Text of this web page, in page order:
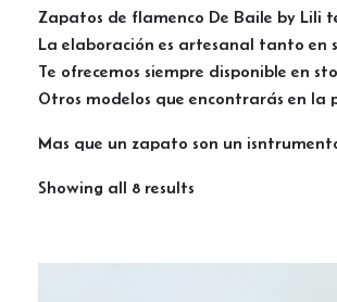
Zapatos de flamenco De Baile by Lili
La elaboración es artesanal tanto en
Te ofrecemos siempre disponible en
Otros modelos que encontrarás en la
Mas que un zapato son un
Showing all 8 results